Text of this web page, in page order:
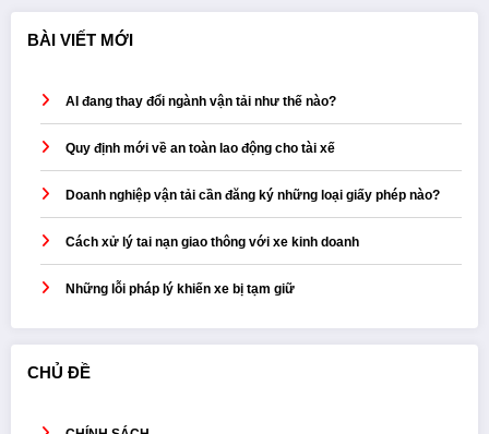
BÀI VIẾT MỚI
AI đang thay đổi ngành vận tải như thế nào?
Quy định mới về an toàn lao động cho tài xế
Doanh nghiệp vận tải cần đăng ký những loại giấy phép nào?
Cách xử lý tai nạn giao thông với xe kinh doanh
Những lỗi pháp lý khiến xe bị tạm giữ
CHỦ ĐỀ